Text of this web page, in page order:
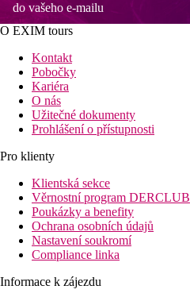
do vašeho e-mailu
O EXIM tours
Kontakt
Pobočky
Kariéra
O nás
Užitečné dokumenty
Prohlášení o přístupnosti
Pro klienty
Klientská sekce
Věrnostní program DERCLUB
Poukázky a benefity
Ochrana osobních údajů
Nastavení soukromí
Compliance linka
Informace k zájezdu